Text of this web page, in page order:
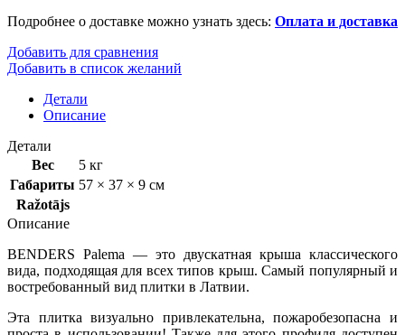
Подробнее о доставке можно узнать здесь: Оплата и доставка
Добавить для сравнения
Добавить в список желаний
Детали
Описание
Детали
Вес
5 кг
Габариты 57 × 37 × 9 см
Ražotājs
Описание
BENDERS Palema — это двускатная крыша классического
вида, подходящая для всех типов крыш. Самый популярный и
востребованный вид плитки в Латвии.
Эта плитка визуально привлекательна, пожаробезопасна и